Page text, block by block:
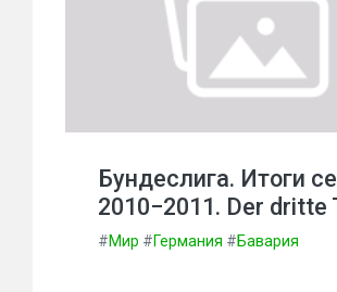
Бундеслига. Итоги
2010−2011. Der dritte
#Мир #Германия #Бавария